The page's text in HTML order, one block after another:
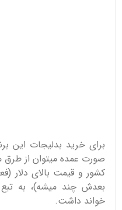
برای خرید بدلیجات این
صورت عمده میتوان از طرق
بعدش چند میشه)، به تبع
خواند داشت.